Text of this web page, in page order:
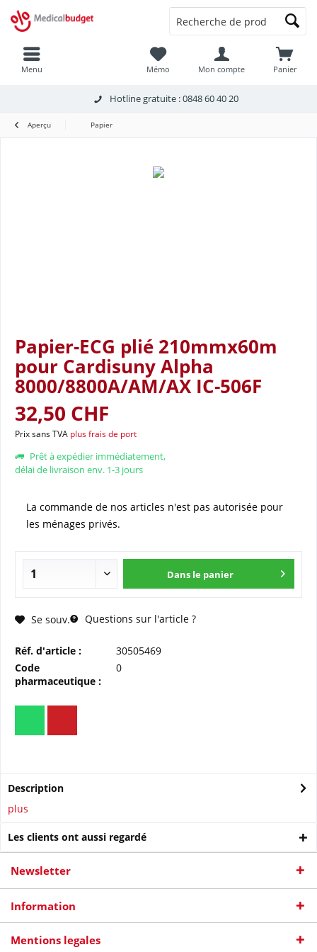
Hotline gratuite : 0848 60 40 20
Panier
Mémo Mon compte
Menu
Aperçu Papier
Papier-ECG plié 210mmx60m
pour Cardisuny Alpha
8000/8800A/AM/AX IC-506F
32,50 CHF
Prix sans TVA plus frais de port
Prêt à expédier immédiatement,
délai de livraison env. 1-3 jours
La commande de nos articles n'est pas autorisée pour
les ménages privés.
Dans le panier
Se souv. Questions sur l'article ?
Réf. d'article :
30505469
Code
pharmaceutique :
0
Description
plus
Les clients ont aussi regardé
Newsletter
Information
Mentions legales